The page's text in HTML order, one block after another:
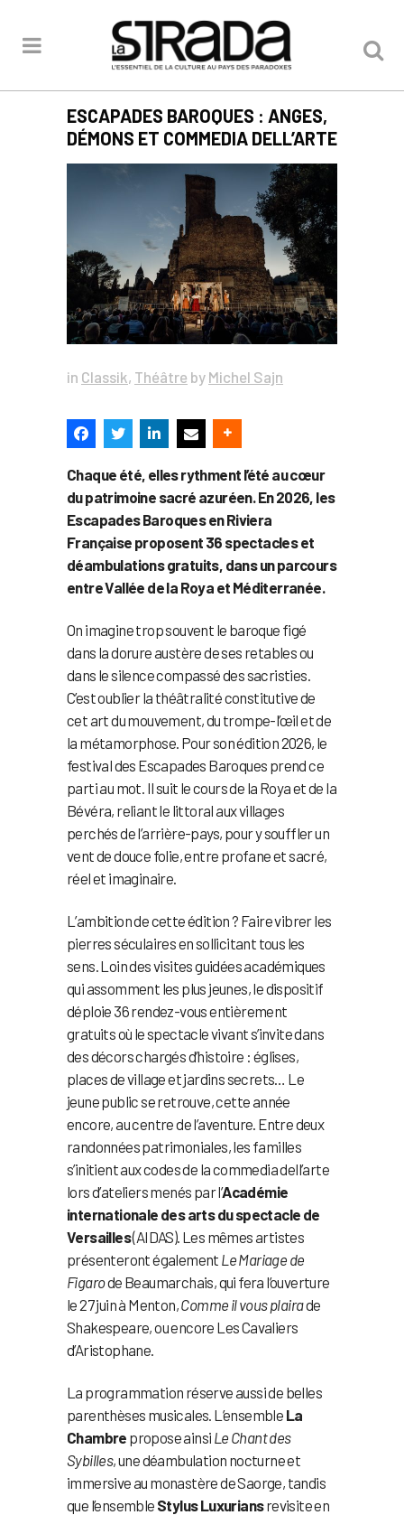
ESCAPADES BAROQUES : ANGES,
DÉMONS ET COMMEDIA DELL’ARTE
in Classik, Théâtre by Michel Sajn
Chaque été, elles rythment l’été au cœur
du patrimoine sacré azuréen. En 2026, les
Escapades Baroques en Riviera
Française proposent 36 spectacles et
déambulations gratuits, dans un parcours
entre Vallée de la Roya et Méditerranée.
On imagine trop souvent le baroque figé
dans la dorure austère de ses retables ou
dans le silence compassé des sacristies.
C’est oublier la théâtralité constitutive de
cet art du mouvement, du trompe-l’œil et de
la métamorphose. Pour son édition 2026, le
festival des Escapades Baroques prend ce
parti au mot. Il suit le cours de la Roya et de la
Bévéra, reliant le littoral aux villages
perchés de l’arrière-pays, pour y souffler un
vent de douce folie, entre profane et sacré,
réel et imaginaire.
L’ambition de cette édition ? Faire vibrer les
pierres séculaires en sollicitant tous les
sens. Loin des visites guidées académiques
qui assomment les plus jeunes, le dispositif
déploie 36 rendez-vous entièrement
gratuits où le spectacle vivant s’invite dans
des décors chargés d’histoire : églises,
places de village et jardins secrets… Le
jeune public se retrouve, cette année
encore, au centre de l’aventure. Entre deux
randonnées patrimoniales, les familles
s’initient aux codes de la commedia dell’arte
lors d’ateliers menés par l’Académie
internationale des arts du spectacle de
Versailles(AIDAS). Les mêmes artistes
présenteront également Le Mariage de
Figarode Beaumarchais, qui fera l’ouverture
le 27 juin à Menton,Comme il vous plairade
Shakespeare, ou encore Les Cavaliers
d’Aristophane.
La programmation réserve aussi de belles
parenthèses musicales. L’ensemble La
Chambre propose ainsi Le Chant des
Sybilles, une déambulation nocturne et
immersive au monastère de Saorge, tandis
que l’ensemble Stylus Luxuriansrevisite en